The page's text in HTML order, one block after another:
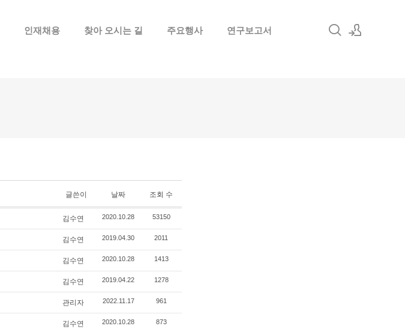
인재채용 찾아 오시는 길 주요행사 연구보고서
글쓴이 날짜 조회 수
김수연 2020.10.28 53150
김수연 2019.04.30 2011
김수연 2020.10.28 1413
김수연 2019.04.22 1278
관리자 2022.11.17 961
김수연 2020.10.28 873